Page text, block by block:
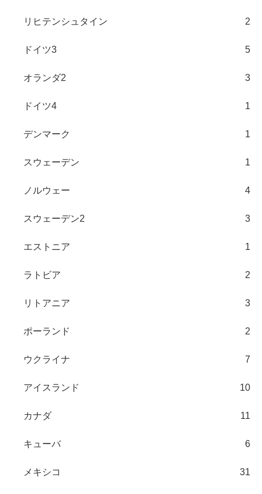
リヒテンシュタイン 2
ドイツ3 5
オランダ2 3
ドイツ4 1
デンマーク 1
スウェーデン 1
ノルウェー 4
スウェーデン2 3
エストニア 1
ラトビア 2
リトアニア 3
ポーランド 2
ウクライナ 7
アイスランド 10
カナダ 11
キューバ 6
メキシコ 31